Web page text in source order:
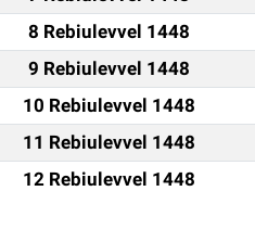
8 Rebiulevvel 1448
9 Rebiulevvel 1448
10 Rebiulevvel 1448
11 Rebiulevvel 1448
12 Rebiulevvel 1448